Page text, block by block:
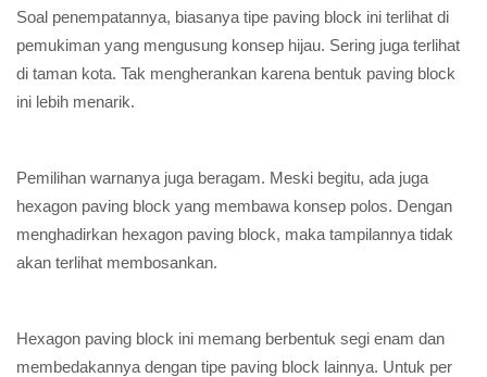
Soal penempatannya, biasanya tipe paving block ini terlihat di
pemukiman yang mengusung konsep hijau. Sering juga terlihat
di taman kota. Tak mengherankan karena bentuk paving block
ini lebih menarik.
Pemilihan warnanya juga beragam. Meski begitu, ada juga
hexagon paving block yang membawa konsep polos. Dengan
menghadirkan hexagon paving block, maka tampilannya tidak
akan terlihat membosankan.
Hexagon paving block ini memang berbentuk segi enam dan
membedakannya dengan tipe paving block lainnya. Untuk per